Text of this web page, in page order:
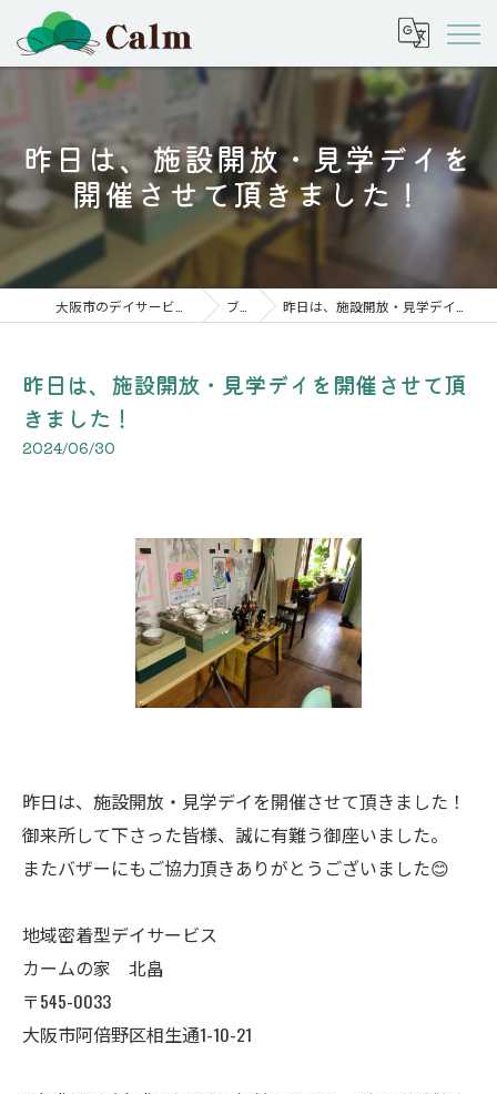
昨日は、施設開放・見学デイを
開催させて頂きました！
ブログ 昨日は、施設開放・見学デイを開催させて頂きました！
昨日は、施設開放・見学デイを開催させて頂
きました！
2024/06/30
昨日は、施設開放・見学デイを開催させて頂きました！
御来所して下さった皆様、誠に有難う御座いました。
またバザーにもご協力頂きありがとうございました😊
地域密着型デイサービス
カームの家 北畠
〒545-0033
大阪市阿倍野区相生通1-10-21